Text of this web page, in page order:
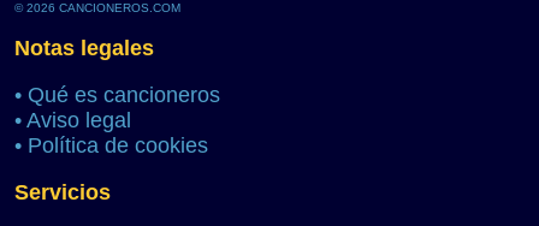
© 2026 CANCIONEROS.COM
Notas legales
• Qué es cancioneros
• Aviso legal
• Política de cookies
Servicios